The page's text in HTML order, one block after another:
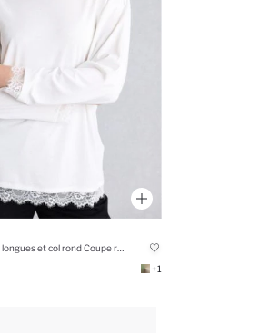
T-shirt à manches longues et col rond Coupe régulière décontractée
+1